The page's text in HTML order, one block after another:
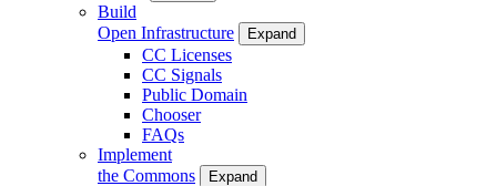
Build
Open Infrastructure
Expand
CC Licenses
CC Signals
Public Domain
Chooser
FAQs
Implement
the Commons
Expand